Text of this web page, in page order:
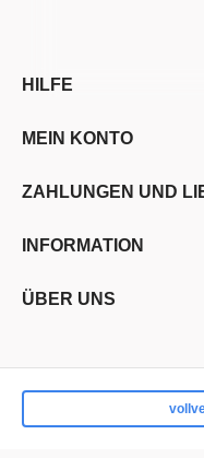
HILFE
MEIN KONTO
ZAHLUNGEN UND
INFORMATION
ÜBER UNS